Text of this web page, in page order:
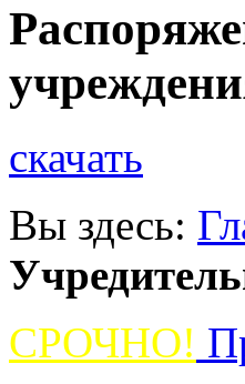
скачать
Вы здесь:
СРОЧНО!